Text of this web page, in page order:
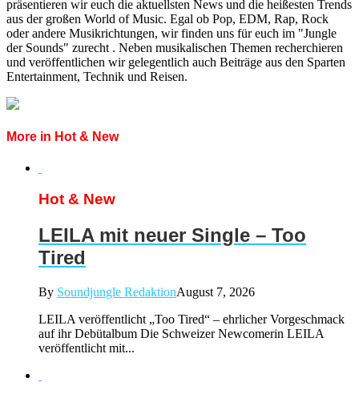
präsentieren wir euch die aktuellsten News und die heißesten Trends
aus der großen World of Music. Egal ob Pop, EDM, Rap, Rock
oder andere Musikrichtungen, wir finden uns für euch im "Jungle
der Sounds" zurecht . Neben musikalischen Themen recherchieren
und veröffentlichen wir gelegentlich auch Beiträge aus den Sparten
Entertainment, Technik und Reisen.
More in Hot & New
Hot & New
LEILA mit neuer Single – Too
Tired
By Soundjungle RedaktionAugust 7, 2026
LEILA veröffentlicht „Too Tired“ – ehrlicher Vorgeschmack
auf ihr Debütalbum Die Schweizer Newcomerin LEILA
veröffentlicht mit...